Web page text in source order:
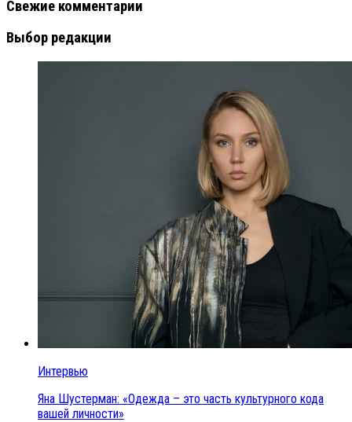
Свежие комментарии
Выбор редакции
Интервью
Яна Шустерман: «Одежда – это часть культурного кода
вашей личности»